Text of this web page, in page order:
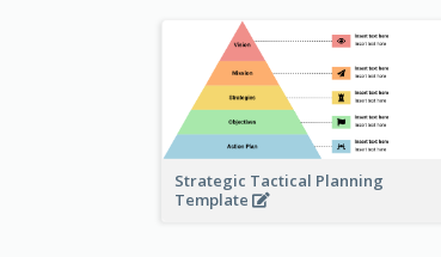
Strategic Tactical Planning
Template